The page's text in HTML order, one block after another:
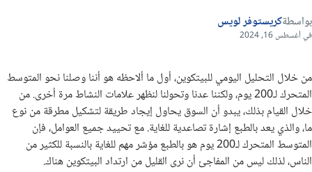
بواسطةكريستوفر لويس
في أغسطس 16, 2024
من خلال التحليل اليومي للبيتكوين، أول ما ألاحظه هو أننا وصلنا نحو المتوسط ​​​​
المتحرك لـ200 يوم، ولكننا عدنا وتحولنا لنظهر علامات النشاط مرة أخرى. من
خلال القيام بذلك، يبدو أن السوق يحاول إيجاد طريقة لتشكيل مطرقة من نوع
ما، والذي يعد بالطبع إشارة تصاعدية للغاية. مع تحييد جميع العوامل، فإن
المتوسط ​​​​المتحرك لـ200 يوم هو بالطبع مؤشر مهم للغاية بالنسبة للكثير من
الناس، لذلك ليس من المفاجئ أن نرى القليل من ارتداد البيتكوين هناك.